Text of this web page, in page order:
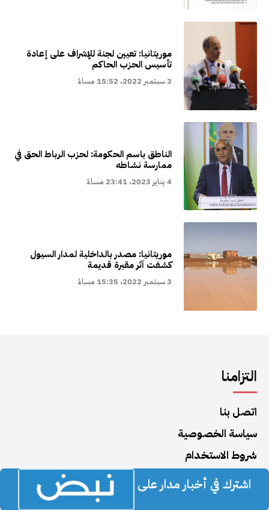
موريتانيا: تعيين لجنة للإشراف على إعادة
تأسيس الحزب الحاكم
3 سبتمبر 2022، 15:52 مساءً
الناطق باسم الحكومة: لحزب الرباط الحق في
ممارسة نشاطه
4 يناير 2023، 23:41 مساءً
موريتانيا: مصدر بالداخلية لمدار السيول
كشفت آثر مقبرة قديمة
3 سبتمبر 2022، 15:35 مساءً
التزامنا
اتصل بنا
سياسة الخصوصية
شروط الاستخدام
اشترك في أخبار مدار على